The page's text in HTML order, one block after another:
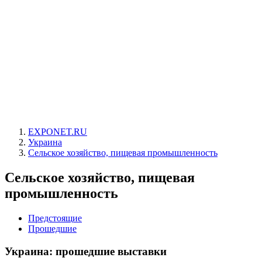
EXPONET.RU
Украина
Сельское хозяйство, пищевая промышленность
Сельское хозяйство, пищевая
промышленность
Предстоящие
Прошедшие
Украина: прошедшие выставки